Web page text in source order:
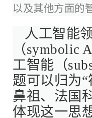
以及其他方面的
人工智能
（symbolic
工智能（
题可以归为
鼻祖、法国
体现这一思